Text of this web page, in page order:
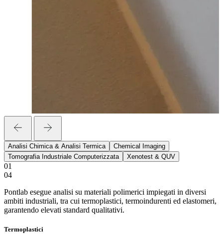
Analisi Chimica & Analisi Termica
Chemical Imaging
Tomografia Industriale Computerizzata
Xenotest & QUV
01
04
Pontlab esegue analisi su materiali polimerici impiegati in diversi
ambiti industriali, tra cui termoplastici, termoindurenti ed elastomeri,
garantendo elevati standard qualitativi.
Termoplastici